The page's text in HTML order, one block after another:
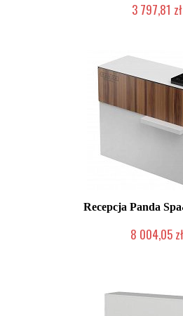
3 797,81 zł
Recepcja Panda
8 004,05 zł